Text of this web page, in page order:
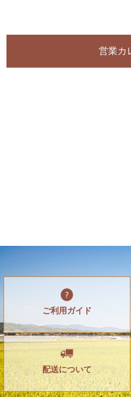
営業カ
ご利用ガイド
配送について